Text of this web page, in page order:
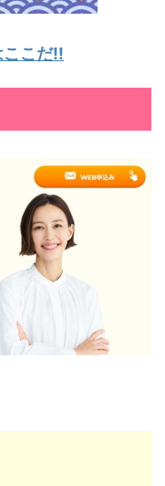
こだ!!